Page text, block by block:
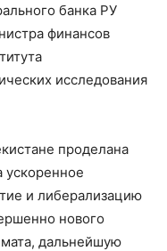
банка РУ
финансов
исследования
проделана
ускоренное
и либерализацию
нового
дальнейшую